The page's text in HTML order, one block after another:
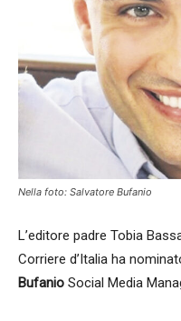
Nella foto: Salvatore Bufanio
L’editore padre Tobia
Corriere d’Italia ha
Bufanio Social Media